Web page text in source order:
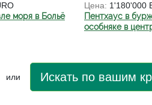
моря в Больё
Цена: 1'180'000
Пентхаус в
особняке в
или Искать по вашим